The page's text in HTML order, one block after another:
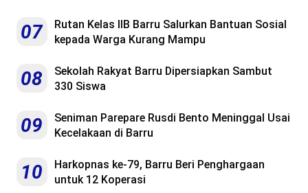
07
Rutan Kelas IIB Barru Salurkan Bantuan Sosial
kepada Warga Kurang Mampu
08
Sekolah Rakyat Barru Dipersiapkan Sambut
330 Siswa
09
Seniman Parepare Rusdi Bento Meninggal Usai
Kecelakaan di Barru
10
Harkopnas ke-79, Barru Beri Penghargaan
untuk 12 Koperasi